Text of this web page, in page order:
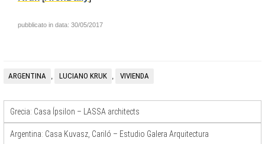
pubblicato in data: 30/05/2017
ARGENTINA , LUCIANO KRUK , VIVIENDA
Grecia: Casa Ípsilon – LASSA architects
Argentina: Casa Kuvasz, Cariló – Estudio Galera Arquitectura